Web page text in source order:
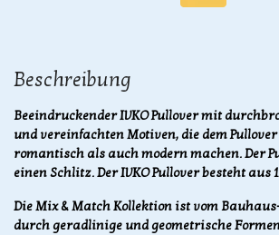
Beschreibung
Beeindruckender IVKO Pullover mit
und vereinfachten Motiven, die dem
romantisch als auch modern machen. Der
einen Schlitz. Der IVKO Pullover besteht aus
Die Mix & Match Kollektion ist vom
durch geradlinige und geometrische